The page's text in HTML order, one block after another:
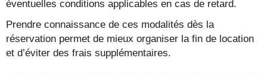
éventuelles conditions applicables en cas de retard.
Prendre connaissance de ces modalités dès la
réservation permet de mieux organiser la fin de location
et d’éviter des frais supplémentaires.